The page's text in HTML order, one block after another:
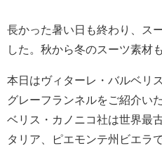
長かった暑い日も終わり、ス
した。秋から冬のスーツ素材
本日はヴィターレ・バルベリ
グレーフランネルをご紹介い
ベリス・カノニコ社は世界最
タリア、ピエモンテ州ビエラ